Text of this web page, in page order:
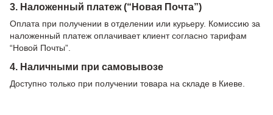
3. Наложенный платеж (“Новая Почта”)
Оплата при получении в отделении или курьеру. Комиссию за
наложенный платеж оплачивает клиент согласно тарифам
“Новой Почты”.
4. Наличными при самовывозе
Доступно только при получении товара на складе в Киеве.